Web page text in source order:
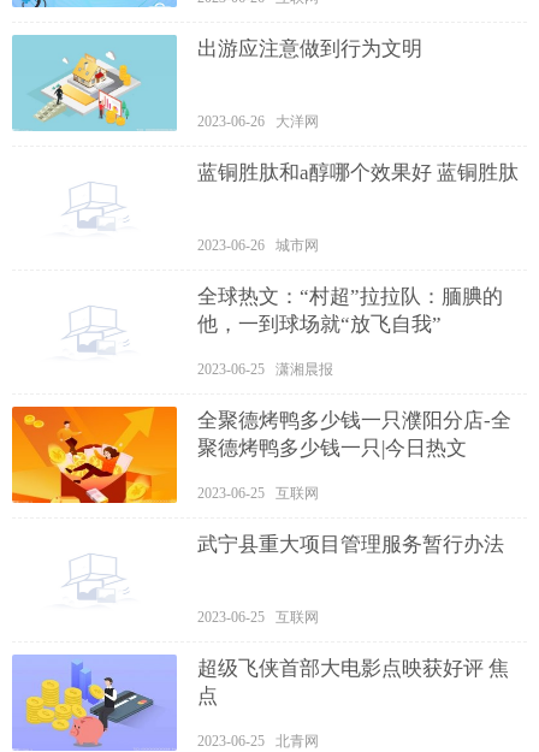
出游应注意做到行为文明
2023-06-26 大洋网
蓝铜胜肽和a醇哪个效果好 蓝铜胜肽
2023-06-26 城市网
全球热文：“村超”拉拉队：腼腆的
他，一到球场就“放飞自我”
2023-06-25 潇湘晨报
全聚德烤鸭多少钱一只濮阳分店-全
聚德烤鸭多少钱一只|今日热文
2023-06-25 互联网
武宁县重大项目管理服务暂行办法
2023-06-25 互联网
超级飞侠首部大电影点映获好评 焦
点
2023-06-25 北青网